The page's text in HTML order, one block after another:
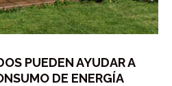
PUEDEN AYUDAR A
DE ENERGÍA